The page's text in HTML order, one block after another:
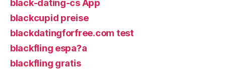
black-dating-cs App
blackcupid preise
blackdatingforfree.com test
blackfling espa?a
blackfling gratis